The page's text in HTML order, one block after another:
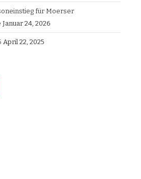
für Moerser
Januar 24, 2026
April 22, 2025